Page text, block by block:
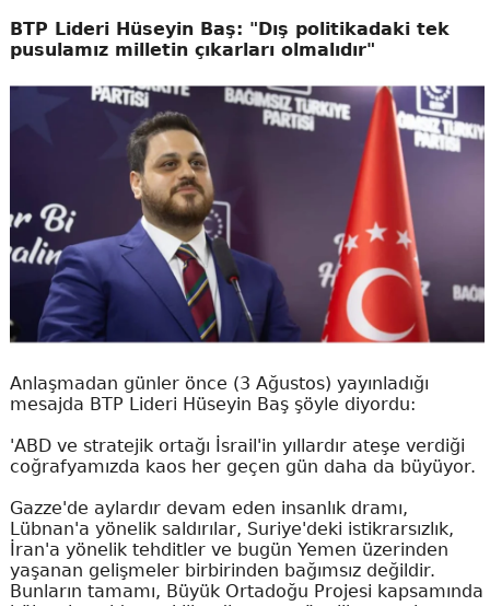
BTP Lideri Hüseyin Baş: "Dış politikadaki tek
pusulamız milletin çıkarları olmalıdır"
Anlaşmadan günler önce (3 Ağustos) yayınladığı
mesajda BTP Lideri Hüseyin Baş şöyle diyordu:
'ABD ve stratejik ortağı İsrail'in yıllardır ateşe verdiği
coğrafyamızda kaos her geçen gün daha da büyüyor.
Gazze'de aylardır devam eden insanlık dramı,
Lübnan'a yönelik saldırılar, Suriye'deki istikrarsızlık,
İran'a yönelik tehditler ve bugün Yemen üzerinden
yaşanan gelişmeler birbirinden bağımsız değildir.
Bunların tamamı, Büyük Ortadoğu Projesi kapsamında